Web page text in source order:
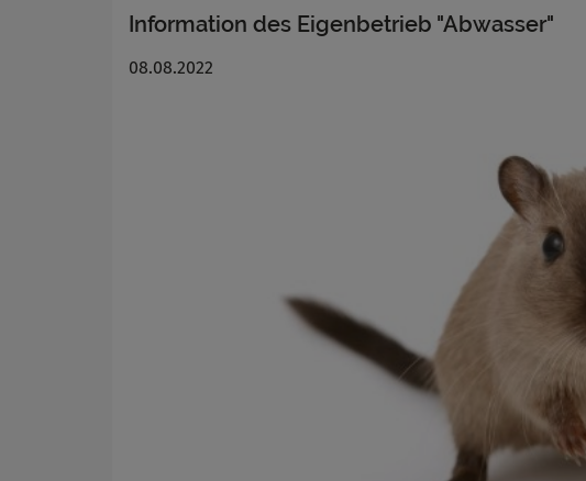
Information des Eigenbetrieb "Abwasser"
08.08.2022